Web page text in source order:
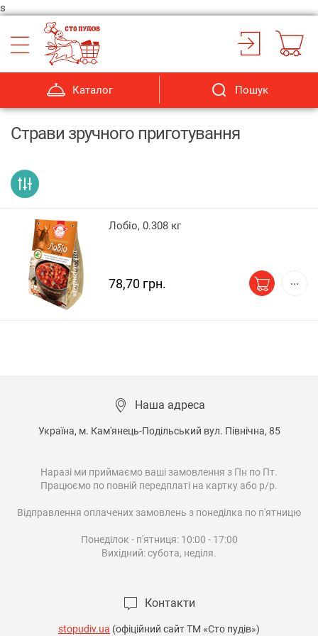
s
Каталог Пошук
Страви зручного приготування
Лобіо, 0.308 кг
78,70 грн.
Наша адреса
Україна, м. Кам'янець-Подільський вул. Північна, 85
Наразі ми приймаємо ваші замовлення з Пн по Пт.
Працюємо по повній передплаті на картку або р/р.
Відправлення оплачених замовлень з понеділка по п'ятницю
Понеділок - п'ятниця: 10:00 - 17:00
Вихідний: субота, неділя.
Контакти
stopudiv.ua (офіційний сайт ТМ «Сто пудів»)